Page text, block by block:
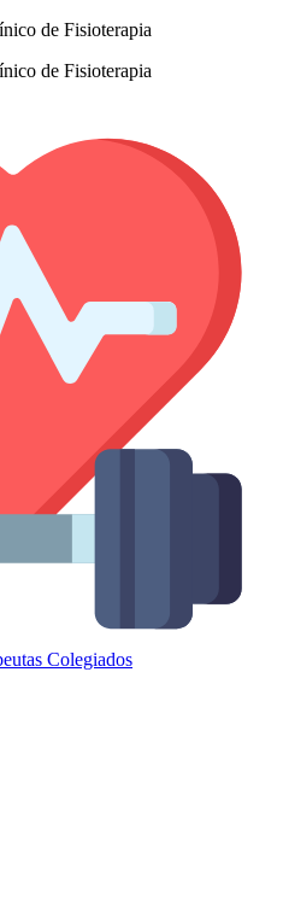
de Fisioterapia
de Fisioterapia
Colegiados